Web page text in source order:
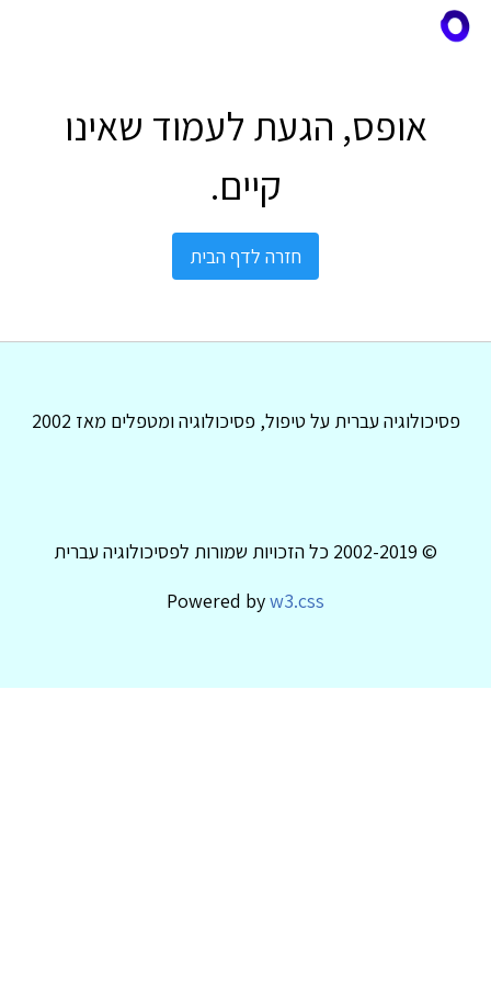
אופס, הגעת לעמוד שאינו
קיים.
חזרה לדף הבית
פסיכולוגיה עברית על טיפול, פסיכולוגיה ומטפלים מאז 2002
© 2002-2019 כל הזכויות שמורות לפסיכולוגיה עברית
Powered byw3.css